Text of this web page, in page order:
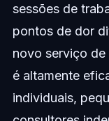
sessões de
pontos de dor
novo serviço de
é altamente
individuais,